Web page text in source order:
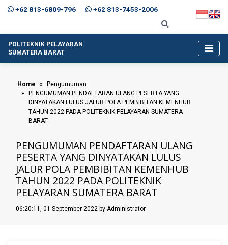
+62 813-6809-796 +62 813-7453-2006
POLITEKNIK PELAYARAN
SUMATERA BARAT
Home
Pengumuman
PENGUMUMAN PENDAFTARAN ULANG PESERTA YANG
DINYATAKAN LULUS JALUR POLA PEMBIBITAN KEMENHUB
TAHUN 2022 PADA POLITEKNIK PELAYARAN SUMATERA
BARAT
PENGUMUMAN PENDAFTARAN ULANG
PESERTA YANG DINYATAKAN LULUS
JALUR POLA PEMBIBITAN KEMENHUB
TAHUN 2022 PADA POLITEKNIK
PELAYARAN SUMATERA BARAT
06:20:11, 01 September 2022 by Administrator